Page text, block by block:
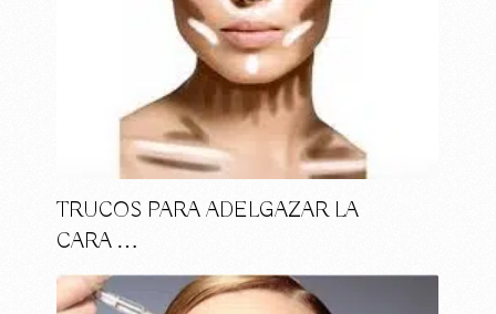
TRUCOS PARA ADELGAZAR LA
CARA …